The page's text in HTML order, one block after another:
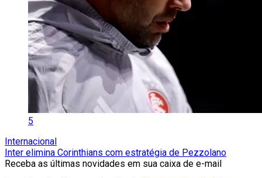
5
Internacional
Inter elimina Corinthians com estratégia de Pezzolano
Receba as últimas novidades em sua caixa de e-mail